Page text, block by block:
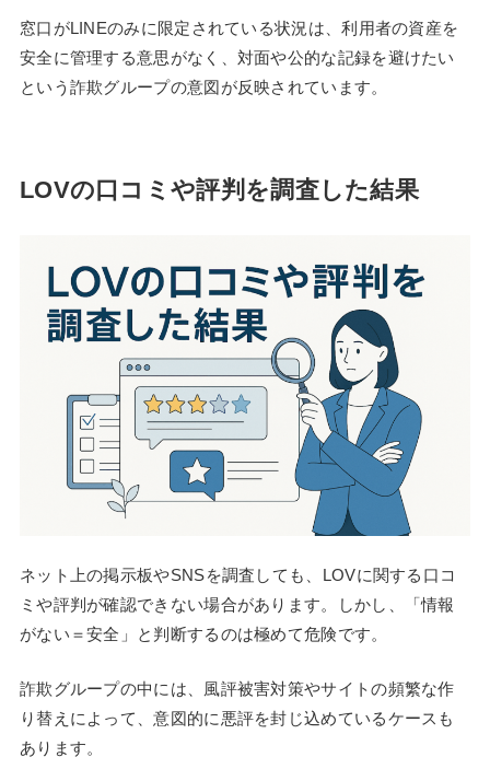
窓口がLINEのみに限定されている状況は、利用者の資産を
安全に管理する意思がなく、対面や公的な記録を避けたい
という詐欺グループの意図が反映されています。
LOVの口コミや評判を調査した結果
ネット上の掲示板やSNSを調査しても、LOVに関する口コ
ミや評判が確認できない場合があります。しかし、「情報
がない＝安全」と判断するのは極めて危険です。
詐欺グループの中には、風評被害対策やサイトの頻繁な作
り替えによって、意図的に悪評を封じ込めているケースも
あります。